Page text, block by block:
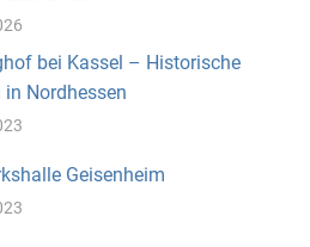
bei Kassel – Historische
in Nordhessen
Geisenheim